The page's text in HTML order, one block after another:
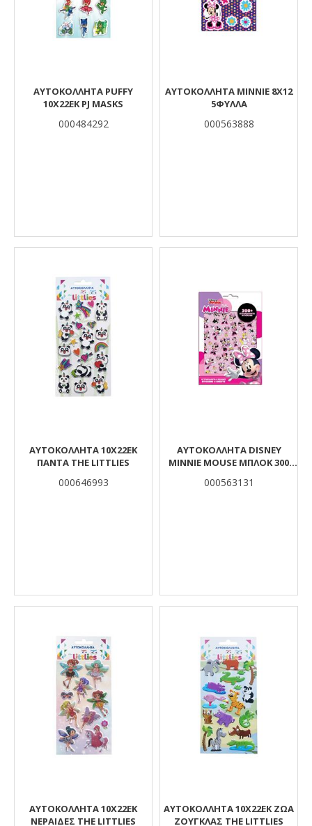
ΑΥΤΟΚΟΛΛΗΤΑ PUFFY
10X22EK PJ MASKS
000484292
ΑΥΤΟΚΟΛΛΗΤA MINNIE 8X12
5ΦΥΛΛΑ
000563888
ΑΥΤΟΚΟΛΛΗΤΑ 10X22EK
ΠΑΝΤΑ THE LITTLIES
000646993
ΑΥΤΟΚΌΛΛΗΤΑ DISNEY
MINNIE MOUSE ΜΠΛΟΚ 300
000563131
ΑΥΤΟΚΟΛΛΗΤΑ 10X22EK
ΝΕΡΑΙΔΕΣ THE LITTLIES
ΑΥΤΟΚΟΛΛΗΤΑ 10X22EK ΖΩΑ
ΖΟΥΓΚΛΑΣ THE LITTLIES